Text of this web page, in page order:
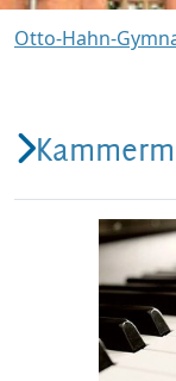
Otto-Hahn-